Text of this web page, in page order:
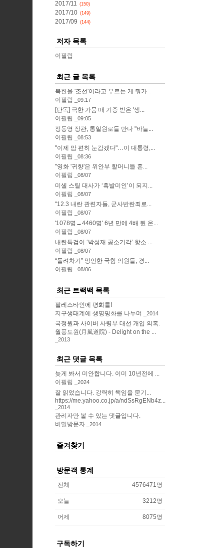
2017/11 (150)
2017/10 (149)
2017/09 (144)
저자 목록
이필립
최근 글 목록
북한을 '조선'이라고 부르는 게 뭐가...
이필립
09:17
[단독] 극한 가뭄 때 기증 받은 '생...
이필립
09:05
정동영 장관, 통일원로들 만나 "바늘...
이필립
08:53
"이제 맘 편히 눈감겠다"…이 대통령,...
이필립
08:36
"영화 '귀향'은 위안부 할머니들 혼...
이필립
08/07
미셸 스틸 대사가 ‘흑발미인’이 되지...
이필립
08/07
"12.3 내란 관련자들, 군사반란죄로...
이필립
08/07
'1078명→4460명' 6년 만에 4배 뛴 온...
이필립
08/07
내란특검이 ‘박성재 공소기각’ 항소 ...
이필립
08/07
“돌려차기” 망언한 국힘 의원들, 경...
이필립
08/06
최근 트랙백 목록
팔레스타인에 평화를!
지구생태계에 생명평화를 나누며
2014
국정원과 사이버 사령부 대선 개입 의혹.
월풍도원(月風道院) - Delight on the ...
2013
최근 댓글 목록
늦게 봐서 미안합니다. 이미 10년전에 ...
이필립
2024
잘 읽었습니다. 강력히 책임을 묻기...
https://me.yahoo.co.jp/a/ndSsRgENb4z...
2014
관리자만 볼 수 있는 댓글입니다.
비밀방문자
2014
즐겨찾기
방문객 통계
전체 4576471 명
오늘 3212명
어제 8075명
구독하기